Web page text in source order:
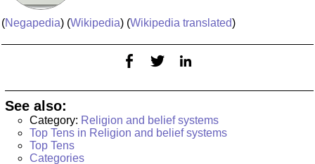
(Negapedia) (Wikipedia) (Wikipedia translated)
See also:
Category: Religion and belief systems
Top Tens in Religion and belief systems
Top Tens
Categories